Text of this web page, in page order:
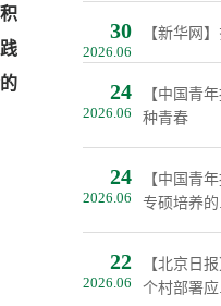
30
2026.06
【新华网
24
2026.06
【中国青
种青春
24
2026.06
【中国青
专硕培养的
22
2026.06
【北京日
个村部署应